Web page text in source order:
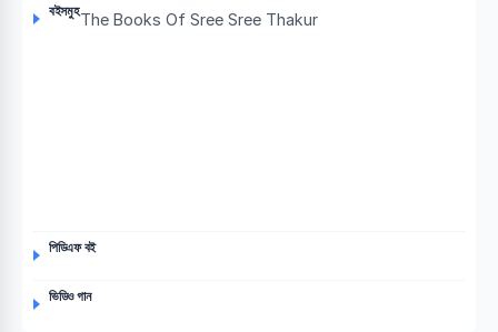
বইসমুহThe Books Of Sree Sree Thakur
পিডিএফ বই
ভিডিও গান